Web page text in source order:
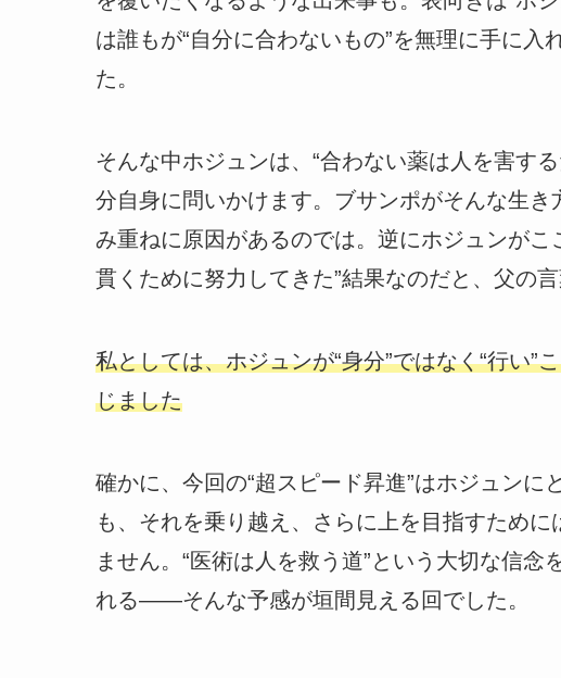
は誰もが“自分に合わないもの”を無理に手に
た。
そんな中ホジュンは、“合わない薬は人を害す
分自身に問いかけます。ブサンポがそんな生き
み重ねに原因があるのでは。逆にホジュンが
貫くために努力してきた”結果なのだと、父の
私としては、ホジュンが“身分”ではなく“行い
じました
確かに、今回の“超スピード昇進”はホジュンに
も、それを乗り越え、さらに上を目指すため
ません。“医術は人を救う道”という大切な信
れる――そんな予感が垣間見える回でした。